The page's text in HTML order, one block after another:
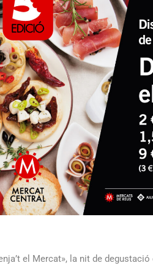
el Mercat», la nit de